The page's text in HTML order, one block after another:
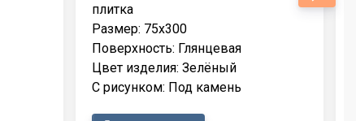
плитка
Размер: 75x300
Поверхность: Глянцевая
Цвет изделия: Зелёный
С рисунком: Под камень